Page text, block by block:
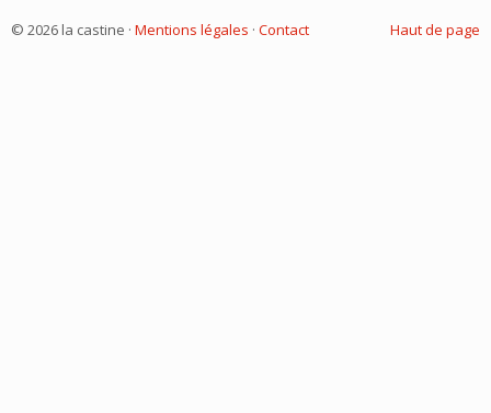
Haut de page
© 2026 la castine · Mentions légales · Contact